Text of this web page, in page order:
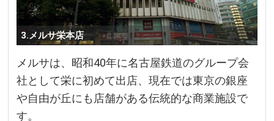
3.メルサ栄本店
メルサは、昭和40年に名古屋鉄道のグループ会
社として栄に初めて出店、現在では東京の銀座
や自由が丘にも店舗がある伝統的な商業施設で
す。